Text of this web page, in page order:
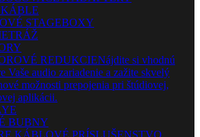
STAGEBOXY
REDUKCIENájdite si vhodnú
Vaše audio zariadenie a zažite skvelý
možnosti prepojenia pri štúdiovej,
aplikácii.
BUBNY
KÁBLOVÉ PRÍSLUŠENSTVO